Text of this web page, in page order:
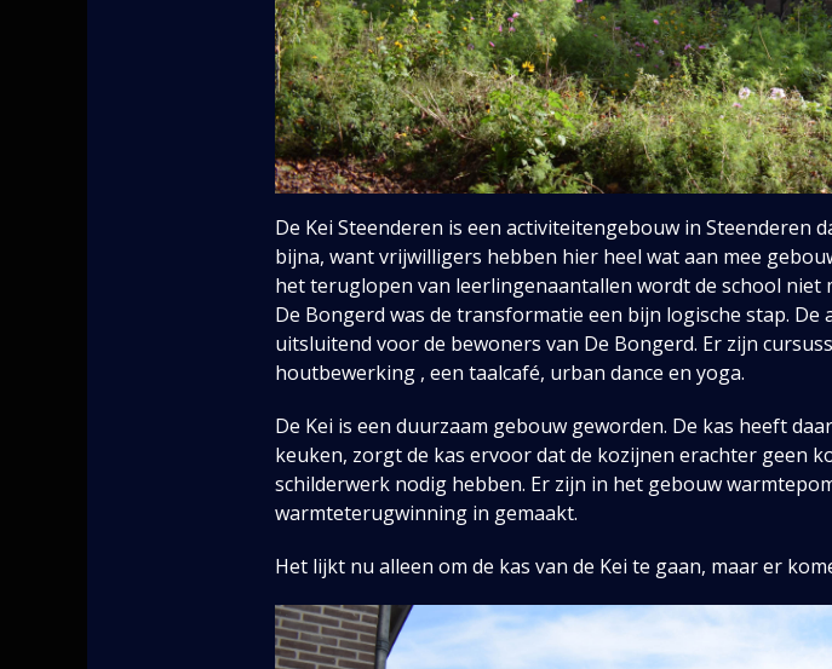
De Kei Steenderen is een activiteitengebouw in
bijna, want vrijwilligers hebben hier heel wat aan mee
het teruglopen van leerlingenaantallen wordt de school
De Bongerd was de transformatie een bijn logische stap.
uitsluitend voor de bewoners van De Bongerd. Er zijn
houtbewerking , een taalcafé, urban dance en yoga.
De Kei is een duurzaam gebouw geworden. De kas heeft
keuken, zorgt de kas ervoor dat de kozijnen erachter geen
schilderwerk nodig hebben. Er zijn in het gebouw
warmteterugwinning in gemaakt.
Het lijkt nu alleen om de kas van de Kei te gaan, maar er